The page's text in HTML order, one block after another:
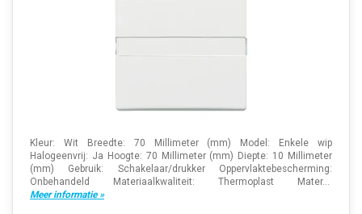
Kleur: Wit Breedte: 70 Millimeter (mm) Model: Enkele wip
Halogeenvrij: Ja Hoogte: 70 Millimeter (mm) Diepte: 10 Millimeter
(mm) Gebruik: Schakelaar/drukker Oppervlaktebescherming:
Onbehandeld Materiaalkwaliteit: Thermoplast Mater...
Meer informatie »